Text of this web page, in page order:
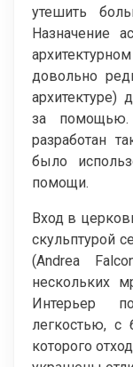
утешить
Назначение
довольно
архитектуре)
за помощью.
разработан
было
помощи.
Вход в
скульптурой
(Andrea
нескольких
Интерьер
легкостью, с
которого